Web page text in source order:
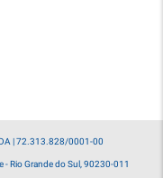
| 72.313.828/0001-00
- Rio Grande do Sul, 90230-011